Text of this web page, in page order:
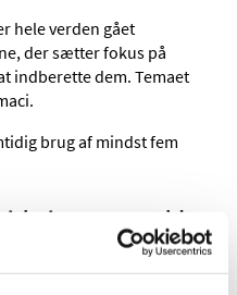
hele verden gået
der sætter fokus på
indberette dem. Temaet
brug af mindst fem
og meld